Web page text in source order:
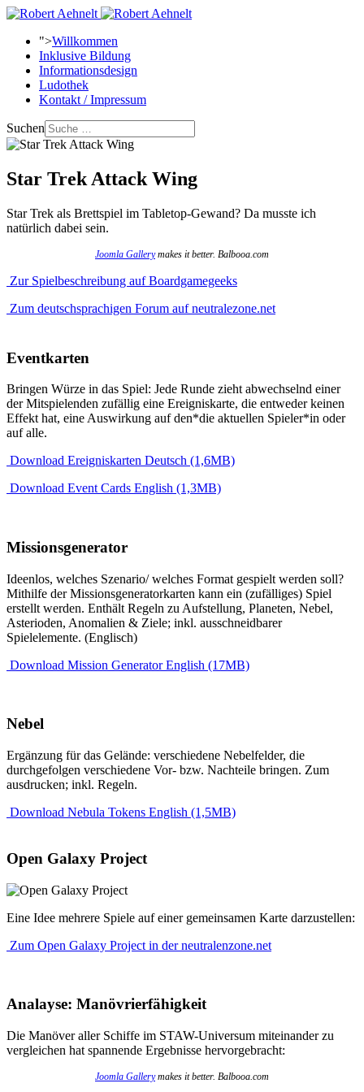
">Willkommen
Inklusive Bildung
Informationsdesign
Ludothek
Kontakt / Impressum
Suchen
Star Trek Attack Wing
Star Trek als Brettspiel im Tabletop-Gewand? Da musste ich
natürlich dabei sein.
Joomla Gallerymakes it better. Balbooa.com
Zur Spielbeschreibung auf Boardgamegeeks
Zum deutschsprachigen Forum auf neutralezone.net
Eventkarten
Bringen Würze in das Spiel: Jede Runde zieht abwechselnd einer
der Mitspielenden zufällig eine Ereigniskarte, die entweder keinen
Effekt hat, eine Auswirkung auf den*die aktuellen Spieler*in oder
auf alle.
Download Ereigniskarten Deutsch (1,6MB)
Download Event Cards English (1,3MB)
Missionsgenerator
Ideenlos, welches Szenario/ welches Format gespielt werden soll?
Mithilfe der Missionsgeneratorkarten kann ein (zufälliges) Spiel
erstellt werden. Enthält Regeln zu Aufstellung, Planeten, Nebel,
Asterioden, Anomalien & Ziele; inkl. ausschneidbarer
Spielelemente. (Englisch)
Download Mission Generator English (17MB)
Nebel
Ergänzung für das Gelände: verschiedene Nebelfelder, die
durchgefolgen verschiedene Vor- bzw. Nachteile bringen. Zum
ausdrucken; inkl. Regeln.
Download Nebula Tokens English (1,5MB)
Open Galaxy Project
Eine Idee mehrere Spiele auf einer gemeinsamen Karte darzustellen:
Zum Open Galaxy Project in der neutralenzone.net
Analayse: Manövrierfähigkeit
Die Manöver aller Schiffe im STAW-Universum miteinander zu
vergleichen hat spannende Ergebnisse hervorgebracht:
Joomla Gallerymakes it better. Balbooa.com